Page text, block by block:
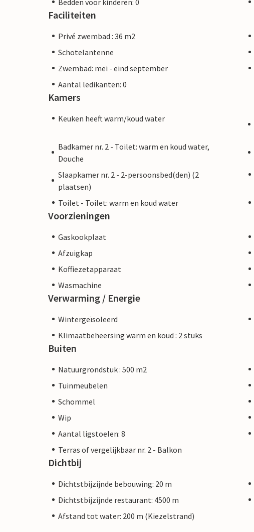
Faciliteiten
Privé zwembad : 36 m2
Schotelantenne
Zwembad: mei - eind september
Aantal ledikanten: 0
Kamers
Keuken heeft warm/koud water
Badkamer nr. 2 - Toilet: warm en koud water,
Douche
Slaapkamer nr. 2 - 2-persoonsbed(den) (2
plaatsen)
Toilet - Toilet: warm en koud water
Voorzieningen
Gaskookplaat
Afzuigkap
Koffiezetapparaat
Wasmachine
Verwarming / Energie
Wintergeïsoleerd
Klimaatbeheersing warm en koud : 2 stuks
Buiten
Natuurgrondstuk : 500 m2
Tuinmeubelen
Schommel
Wip
Aantal ligstoelen: 8
Terras of vergelijkbaar nr. 2 - Balkon
Dichtbij
Dichtstbijzijnde bebouwing: 20 m
Dichtstbijzijnde restaurant: 4500 m
Afstand tot water: 200 m (Kiezelstrand)